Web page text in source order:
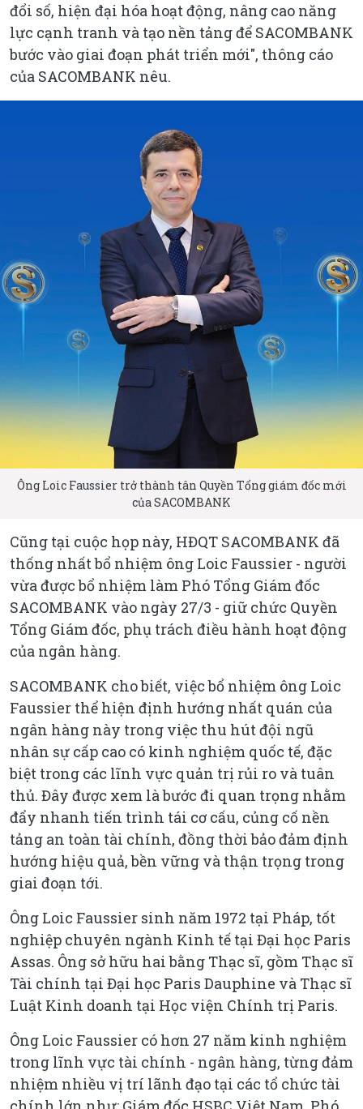
đổi số, hiện đại hóa hoạt động, nâng cao năng
lực cạnh tranh và tạo nền tảng để SACOMBANK
bước vào giai đoạn phát triển mới", thông cáo
của SACOMBANK nêu.
Ông Loic Faussier trở thành tân Quyền Tổng giám đốc mới
của SACOMBANK
Cũng tại cuộc họp này, HĐQT SACOMBANK đã
thống nhất bổ nhiệm ông Loic Faussier - người
vừa được bổ nhiệm làm Phó Tổng Giám đốc
SACOMBANK vào ngày 27/3 - giữ chức Quyền
Tổng Giám đốc, phụ trách điều hành hoạt động
của ngân hàng.
SACOMBANK cho biết, việc bổ nhiệm ông Loic
Faussier thể hiện định hướng nhất quán của
ngân hàng này trong việc thu hút đội ngũ
nhân sự cấp cao có kinh nghiệm quốc tế, đặc
biệt trong các lĩnh vực quản trị rủi ro và tuân
thủ. Đây được xem là bước đi quan trọng nhằm
đẩy nhanh tiến trình tái cơ cấu, củng cố nền
tảng an toàn tài chính, đồng thời bảo đảm định
hướng hiệu quả, bền vững và thận trọng trong
giai đoạn tới.
Ông Loic Faussier sinh năm 1972 tại Pháp, tốt
nghiệp chuyên ngành Kinh tế tại Đại học Paris
Assas. Ông sở hữu hai bằng Thạc sĩ, gồm Thạc sĩ
Tài chính tại Đại học Paris Dauphine và Thạc sĩ
Luật Kinh doanh tại Học viện Chính trị Paris.
Ông Loic Faussier có hơn 27 năm kinh nghiệm
trong lĩnh vực tài chính - ngân hàng, từng đảm
nhiệm nhiều vị trí lãnh đạo tại các tổ chức tài